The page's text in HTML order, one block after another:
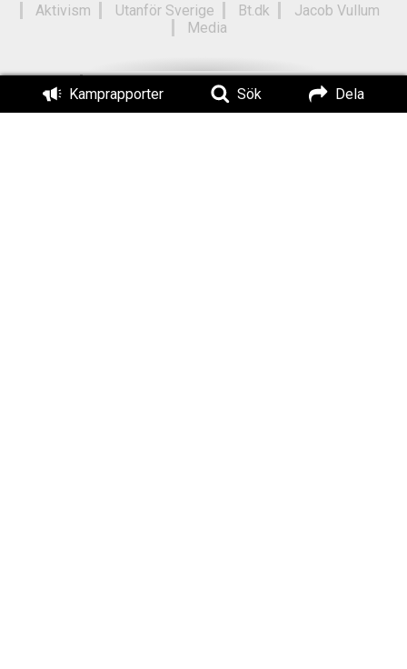
Kamprapporter Sök Dela
Aktivism
Utanför Sverige Bt.dk
Jacob Vullum
Media
Titel:
Massiv propagandakampanj i danska
Hørning har gett önskvärd